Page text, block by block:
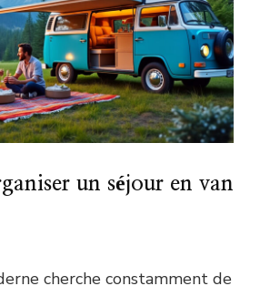
un séjour en van
cherche constamment de